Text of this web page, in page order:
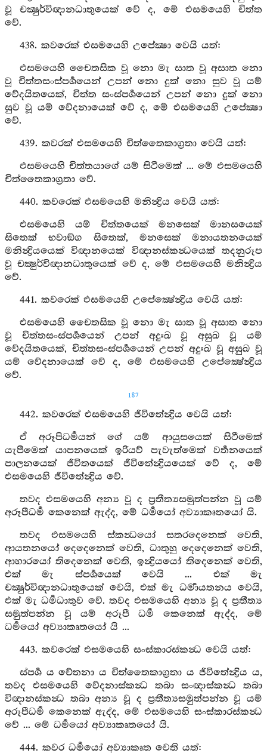
වූ චක්‍ෂුර්විඥානධාතුයෙක් වේ ද, මේ එසමයෙහි චිත්ත
වේ.
438. කවරෙක් එසමයෙහි උපේක්‍ෂා වෙයි යත්:
එසමයෙහි චෛතසික වූ නො මැ සාත වූ අසාත නො
වූ චිත්තසංස්පර්‍ශයෙන් උපන් නො දුක් නො සුව වූ යම්
වේදයිතයෙක්, චිත්ත සංස්පර්‍ශයෙන් උපන් නො දුක් නො
සුව වූ යම් වේදනායෙක් වේ ද, මේ එසමයෙහි උපේක්‍ෂා
වේ.
439. කවරක් එසමයෙහි චිත්තෛකාග්‍රතා වෙයි යත්:
එසමයෙහි චිත්තයාගේ යම් සිටීමෙක් ... මේ එසමයෙහි
චිත්තෛකාග්‍රතා වේ.
440. කවරෙක් එසමයෙහි මනින්‍ද්‍රිය වෙයි යත්:
එසමයෙහි යම් චිත්තයෙක් මනසෙක් මානසයෙක්
සිතෙක් භවාඞ්ග සිතෙක්, මනසෙක් මනායතනයෙක්
මනින්‍ද්‍රියයෙක් විඥානයෙක් විඥානස්කන්‍ධයෙක් තදනුරූප
වූ චක්‍ෂුර්විඥානධාතුයෙක් වේ ද, මේ එසමයෙහි මනින්‍ද්‍රිය
වේ.
441. කවරෙක් එසමයෙහි උපේක්‍ෂේන්‍ද්‍රිය වෙයි යත්:
එසමයෙහි චෛතසික වූ නො මැ සාත වූ අසාත නො
වූ චිත්තසංස්පර්‍ශයෙන් උපන් අදුඃඛ වූ අසුඛ වූ යම්
වේදයිතයෙක්, චිත්තසංස්පර්‍ශයෙන් උපන් අදුඃඛ වූ අසුඛ වූ
යම් වේදනායෙක් වේ ද, මේ එසමයෙහි උපේක්‍ෂේන්‍ද්‍රිය
වේ.
187
442. කවරෙක් එසමයෙහි ජීවිතේන්‍ද්‍රිය වෙයි යත්:
ඒ අරූපිධර්‍මයන් ගේ යම් ආයුසයෙක් සිටීමෙක්
යැපීමෙක් යාපනයෙක් ඉරියව් පැවැත්මෙක් වර්‍තනයෙක්
පාලනයෙක් ජීවිතයෙක් ජීවිතේන්‍ද්‍රියයෙක් වේ ද, මේ
එසමයෙහි ජීවිතේන්‍ද්‍රිය වේ.
තවද එසමයෙහි අන්‍ය වූ ද ප්‍රතීත්‍යසමුත්පන්න වූ යම්
අරූපීධර්‍ම කෙනෙක් ඇද්ද, මේ ධර්‍මයෝ අව්‍යාකෘතයෝ යි.
තවද එසමයෙහි ස්කන්‍ධයෝ සතරදෙනෙක් වෙති,
ආයතනයෝ දෙදෙනෙක් වෙති, ධාතුහු දෙදෙනෙක් වෙති,
ආහාරයෝ තිදෙනෙක් වෙති, ඉන්‍ද්‍රියයෝ තිදෙනෙක් වෙති,
එක් මැ ස්පර්‍ශයෙක් වෙයි ... එක් මැ
චක්‍ෂුර්විඥානධාතුයෙක් වෙයි, එක් මැ ධර්‍මායතනය වෙයි,
එක් මැ ධර්‍මධාතුව වේ. තවද එසමයෙහි අන්‍ය වූ ද ප්‍රතීත්‍ය
සමුත්පන්න වූ යම් අරූපී ධර්‍ම කෙනෙක් ඇද්ද, මේ
ධර්‍මයෝ අව්‍යාකෘතයෝ යි ...
443. කවරෙක් එසමයෙහි සංස්කාරස්කන්‍ධ වෙයි යත්:
ස්පර්‍ශ ය චේතනා ය චිත්තෛකාග්‍රතා ය ජීවිතේන්‍ද්‍රිය ය,
තවද එසමයෙහි වේදනාස්කන්‍ධ තබා සංඥාස්කන්‍ධ තබා
විඥානස්කන්‍ධ තබා අන්‍ය වූ ද ප්‍රතීත්‍යසමුත්පන්න වූ යම්
අරූපීධර්‍ම කෙනෙක් ඇද්ද, මේ එසමයෙහි සංස්කාරස්කන්‍ධ
වේ ... මේ ධර්‍මයෝ අව්‍යාකෘතයෝ යි.
444. කවර ධර්‍මයෝ අව්‍යාකෘත වෙති යත්: